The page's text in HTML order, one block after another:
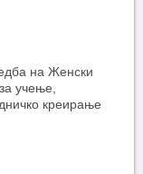
на Женски
учење,
креирање